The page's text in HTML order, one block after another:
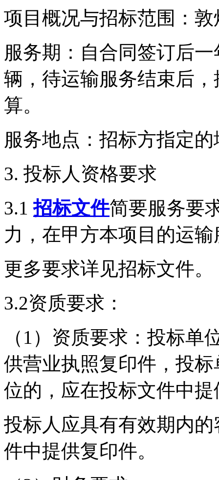
项目概况与招标范围：
服务期：自合同签订后
辆，待运输服务结束后
算。
服务地点：招标方指定
3. 投标人资格要求
3.1招标文件简要服务要
力，在甲方本项目的运
更多要求详见招标文件。
3.2资质要求：
（1）资质要求：投标
供营业执照复印件，投
位的，应在投标文件中
投标人应具有有效期内
件中提供复印件。